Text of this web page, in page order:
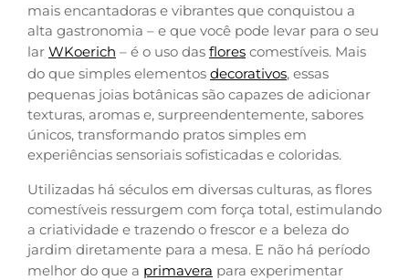
mais encantadoras e vibrantes que conquistou a
alta gastronomia – e que você pode levar para o seu
lar WKoerich – é o uso das flores comestíveis. Mais
do que simples elementos decorativos, essas
pequenas joias botânicas são capazes de adicionar
texturas, aromas e, surpreendentemente, sabores
únicos, transformando pratos simples em
experiências sensoriais sofisticadas e coloridas.
Utilizadas há séculos em diversas culturas, as flores
comestíveis ressurgem com força total, estimulando
a criatividade e trazendo o frescor e a beleza do
jardim diretamente para a mesa. E não há período
melhor do que a primavera para experimentar